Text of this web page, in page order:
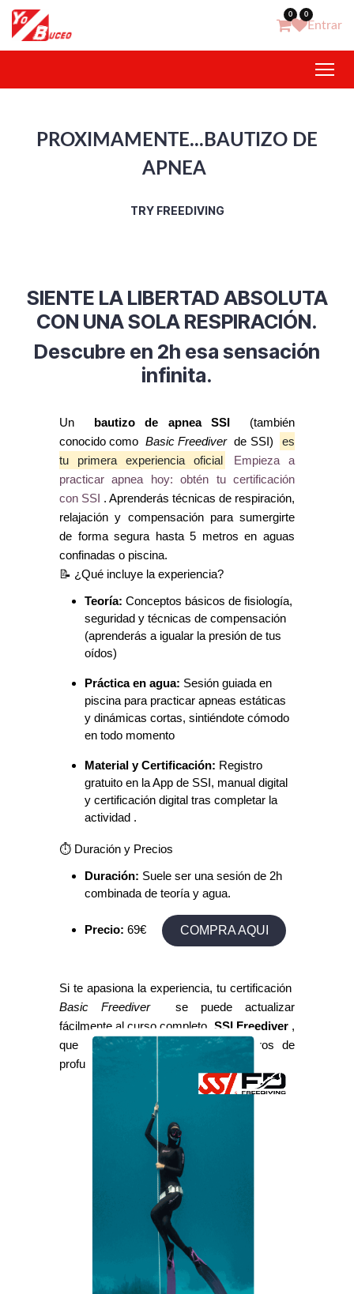
Ir al contenido 0 0
Entrar
PROXIMAMENTE...BAUTIZO DE
APNEA
TRY FREEDIVING
SIENTE LA LIBERTAD ABSOLUTA
CON UNA SOLA RESPIRACIÓN.
Descubre en 2h esa sensación
infinita.
Un bautizo de apnea SSI
(también
conocido como Basic Freediver de SSI)
es
tu primera experiencia oficial
Empieza a
practicar apnea hoy: obtén tu certificación
con SSI . Aprenderás técnicas de respiración,
relajación y compensación para sumergirte
de forma segura hasta 5 metros en aguas
confinadas o piscina.
📝 ¿Qué incluye la experiencia?
Teoría: Conceptos básicos de fisiología,
seguridad y técnicas de compensación
(aprenderás a igualar la presión de tus
oídos)
Práctica en agua: Sesión guiada en
piscina para practicar apneas estáticas
y dinámicas cortas, sintiéndote cómodo
en todo momento
Material y Certificación: Registro
gratuito en la App de SSI, manual digital
y certificación digital tras completar la
actividad .
⏱️ Duración y Precios
Duración: Suele ser una sesión de 2h
combinada de teoría y agua.
Precio: 69€ COMPRA AQUI
Si te apasiona la experiencia, tu certificación
Basic Freediver
se puede actualizar
fácilmente al curso completo SSI Freediver ,
que te permite bajar hasta 20 metros de
profundidad.